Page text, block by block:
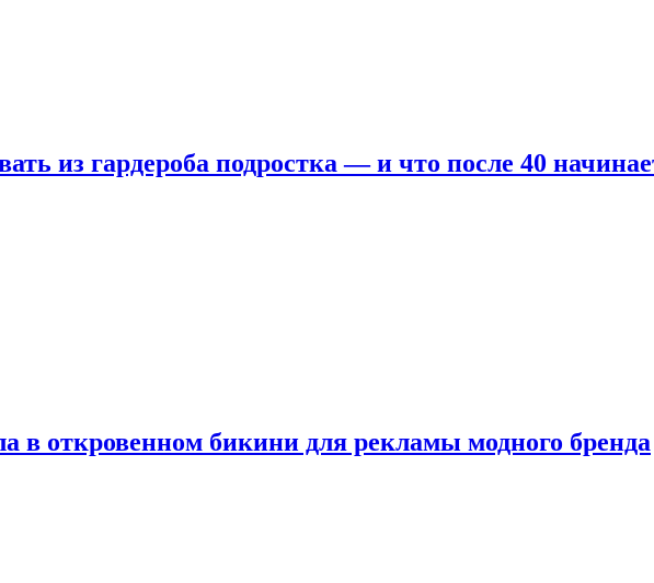
из гардероба подростка — и что после 40
в откровенном бикини для рекламы модного бренда